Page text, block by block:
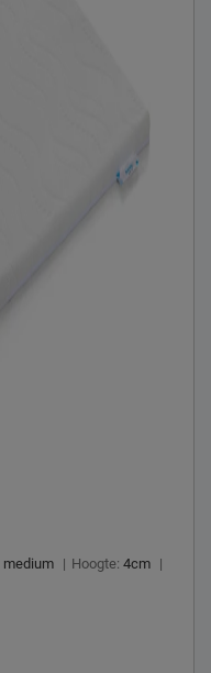
medium | Hoogte: 4cm |